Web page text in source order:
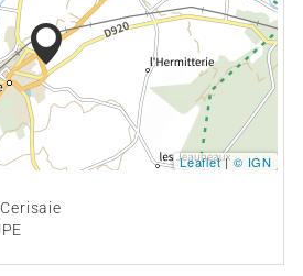
Leaflet|© IGN